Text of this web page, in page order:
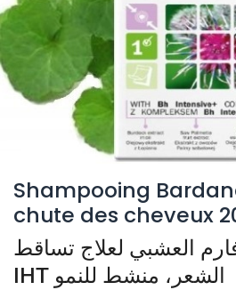
Shampooing
chute des cheveux
العشبي لعلاج تساقط
الشعر، منشط للنمو IHT